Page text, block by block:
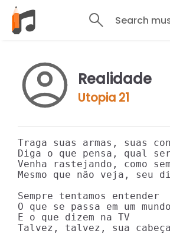
Search
Realidade
Utopia 21
Traga suas armas, suas
Diga o que pensa, qual
Venha rastejando, como
Mesmo que não veja, seu
Sempre tentamos entender
O que se passa em um
E o que dizem na TV
Talvez, talvez, sua